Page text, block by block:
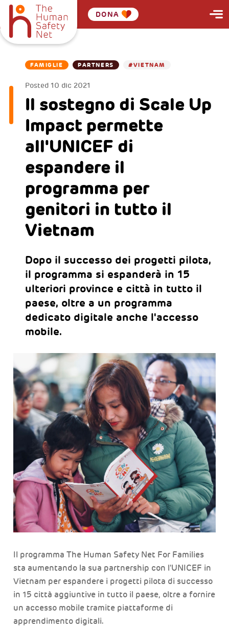
DONA
FAMIGLIE PARTNERS #VIETNAM
Posted 10 dic 2021
Il sostegno di Scale Up
Impact permette
all'UNICEF di
espandere il
programma per
genitori in tutto il
Vietnam
Dopo il successo dei progetti pilota,
il programma si espanderà in 15
ulteriori province e città in tutto il
paese, oltre a un programma
dedicato digitale anche l'accesso
mobile.
Il programma The Human Safety Net For Families
sta aumentando la sua partnership con l'UNICEF in
Vietnam per espandere i progetti pilota di successo
in 15 città aggiuntive in tutto il paese, oltre a fornire
un accesso mobile tramite piattaforme di
apprendimento digitali.